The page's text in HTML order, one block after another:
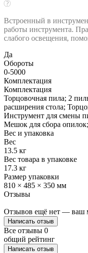
Встроенный в
работы инструмента.
слабого освещения,
Да
Обороты
0-5000
Комплектация
Комплектация
Торцовочная пила; 2
расширения стола;
Инструмент для смены
Мешок для сбора опилок;
Вес и упаковка
Вес
13.5 кг
Вес товара в упаковке
17.3 кг
Размер упаковки
810 × 485 × 350 мм
Отзывы
Отзывов ещё нет — ваш
Написать отзыв
Все отзывы 0
общий рейтинг
Написать отзыв